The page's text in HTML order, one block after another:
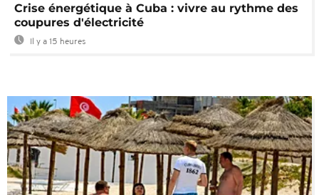
Crise énergétique à Cuba : vivre au rythme des
coupures d'électricité
Il y a 15 heures